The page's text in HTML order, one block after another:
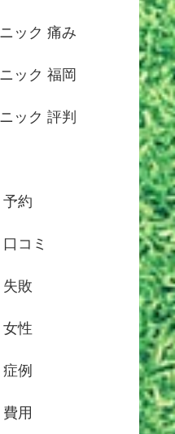
ック 痛み
ック 福岡
ック 評判
約
コミ
敗
性
例
用